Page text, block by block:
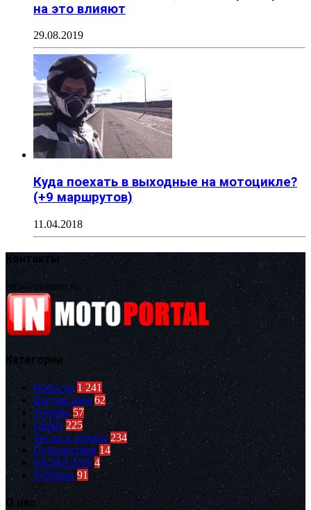
на это влияют
29.08.2019
Куда поехать в выходные на мотоцикле?
(+9 маршрутов)
11.04.2018
Контакты
info@in-moto.ru
Категории
Новости 1 241
Кастом зона 62
Youtube 57
Спорт 225
Тесты и обзоры 234
Путешествия 14
EICMA2019 4
Рубрики 91
О нас